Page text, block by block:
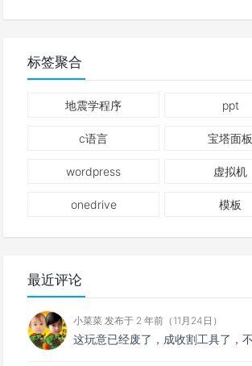
标签聚合
地震学程序 ppt
c语言 宝塔面板
wordpress 虚拟机
onedrive 模板
最近评论
小菜菜 发布于 2 年前（11月24日）